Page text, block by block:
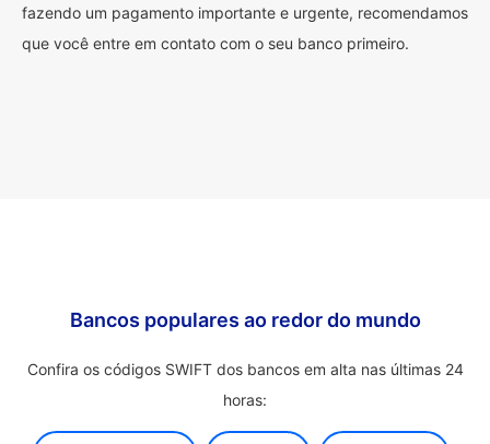
fazendo um pagamento importante e urgente, recomendamos
que você entre em contato com o seu banco primeiro.
Bancos populares ao redor do mundo
Confira os códigos SWIFT dos bancos em alta nas últimas 24
horas: